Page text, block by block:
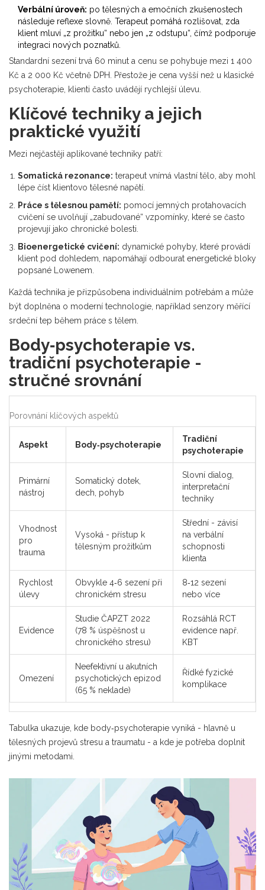
Verbální úroveň: po tělesných a emočních zkušenostech
následuje reflexe slovně. Terapeut pomáhá rozlišovat, zda
klient mluví „z prožitku“ nebo jen „z odstupu“, čímž podporuje
integraci nových poznatků.
Standardní sezení trvá 60 minut a cenu se pohybuje mezi 1 400
Kč a 2 000 Kč včetně DPH. Přestože je cena vyšší než u klasické
psychoterapie, klienti často uvádějí rychlejší úlevu.
Klíčové techniky a jejich
praktické využití
Mezi nejčastěji aplikované techniky patří:
Somatická rezonance: terapeut vnímá vlastní tělo, aby mohl
lépe číst klientovo tělesné napětí.
Práce s tělesnou pamětí: pomocí jemných protahovacích
cvičení se uvolňují „zabudované“ vzpomínky, které se často
projevují jako chronické bolesti.
Bioenergetické cvičení: dynamické pohyby, které provádí
klient pod dohledem, napomáhají odbourat energetické bloky
popsané Lowenem.
Každá technika je přizpůsobena individuálním potřebám a může
být doplněna o moderní technologie, například senzory měřící
srdeční tep během práce s tělem.
Body‑psychoterapie vs.
tradiční psychoterapie -
stručné srovnání
Porovnání klíčových aspektů
Aspekt Body‑psychoterapie
Tradiční
psychoterapie
Primární
nástroj
Somatický dotek,
dech, pohyb
Slovní dialog,
interpretační
techniky
Vhodnost
pro
trauma
Vysoká - přístup k
tělesným prožitkům
Střední - závisí
na verbální
schopnosti
klienta
Rychlost
úlevy
Obvykle 4‑6 sezení při
chronickém stresu
8‑12 sezení
nebo více
Evidence
Studie ČAPZT 2022
(78 % úspěšnost u
chronického stresu)
Rozsáhlá RCT
evidence např.
KBT
Omezení
Neefektivní u akutních
psychotických epizod
(65 % neklade)
Řídké fyzické
komplikace
Tabulka ukazuje, kde body‑psychoterapie vyniká - hlavně u
tělesných projevů stresu a traumatu - a kde je potřeba doplnit
jinými metodami.